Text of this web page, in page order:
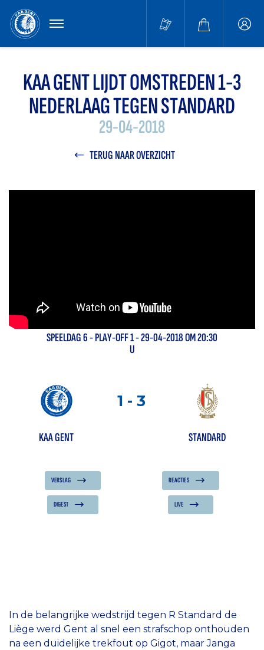
MENU
KAA GENT LIJDT OMSTREDEN 1-3
NEDERLAAG TEGEN STANDARD
29-04-2018
TERUG NAAR OVERZICHT
SPEELDAG6-PLAY-OFF 1- 29-04-2018 OM 20:30
U
1 - 3
KAA GENT STANDARD
VERSLAG REACTIES
DIGEST LIVE
In de belangrijke wedstrijd tegen R Standard de
Liège werd Gent al snel een strafschop onthouden
na een duidelijke trekfout op Gigot, maar Janga